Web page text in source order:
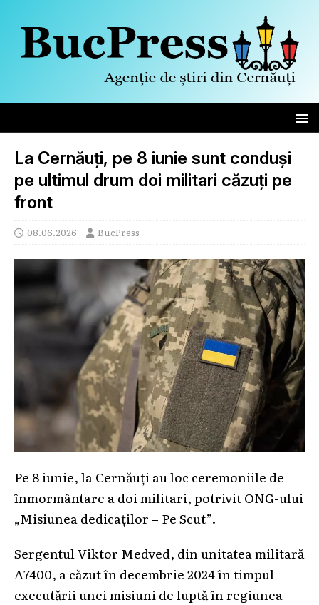
La Cernăuți, pe 8 iunie sunt conduși
pe ultimul drum doi militari căzuți pe
front
08.06.2026 BucPress
Pe 8 iunie, la Cernăuți au loc ceremoniile de
înmormântare a doi militari, potrivit ONG-ului
„Misiunea dedicaților – Pe Scut”.
Sergentul Viktor Medved, din unitatea militară
А7400, a căzut în decembrie 2024 în timpul
executării unei misiuni de luptă în regiunea